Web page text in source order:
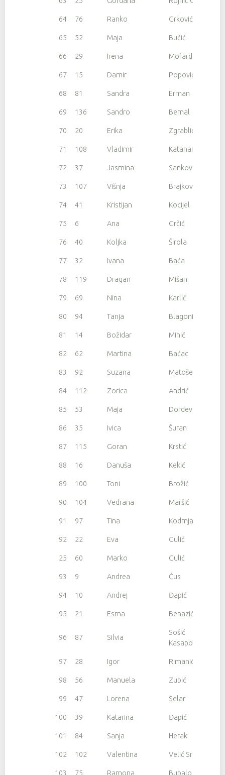
64 76 Ranko Grković
65 52 Maja Bučić
66 29 Irena Mofardin
67 15 Damir Popović
68 81 Sandra Erman
69 136 Sandro Bernal
70 20 Erika Zgrablić
71 108 Vladimir Katanar
72 37 Jasmina Sanković
73 107 Višnja Brajković
74 41 Kristijan Kocijel
75 6 Ana Grčić
76 40 Koljka Širola
77 32 Ivana Baća
78 119 Dragan Mišan
79 69 Nina Karlić
80 94 Tanja Blagonić
81 14 Božidar Mihić
82 62 Martina Baćac
83 92 Suzana Matošević
84 112 Zorica Andrić
85 53 Maja Dordevic
86 35 Ivica Šuran
87 115 Goran Krstić
88 16 Danuša Kekić
89 100 Toni Brožić
90 104 Vedrana Maršić
91 97 Tina Kodrnja
92 22 Eva Gulić
25 60 Marko Gulić
93 9 Andrea Ćus
94 10 Andrej Đapić
95 21 Esma Benazić
96 87 Silvia
Sošić
Kasapović
97 28 Igor Rimanić
98 56 Manuela Zubić
99 47 Lorena Selar
100 39 Katarina Đapić
101 84 Sanja Herak
102 102 Valentina Velić Srdoč
103 75 Ramona Bubalo